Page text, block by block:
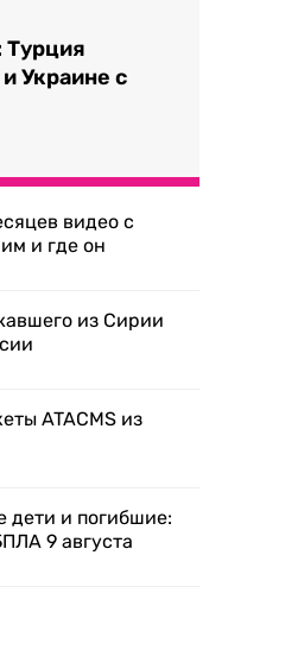
Турция
Украине с
видео с
и где он
из Сирии
ATACMS из
дети и погибшие:
9 августа